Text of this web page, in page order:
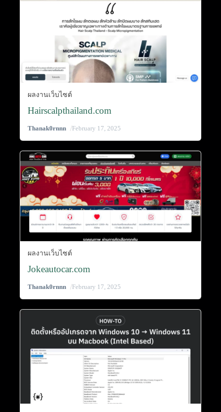
ผลงานเว็บไซต์
Hairscalpthailand.com
Thanak0rnnn /February 17, 2025
ผลงานเว็บไซต์
Jokeautocar.com
Thanak0rnnn /February 17, 2025